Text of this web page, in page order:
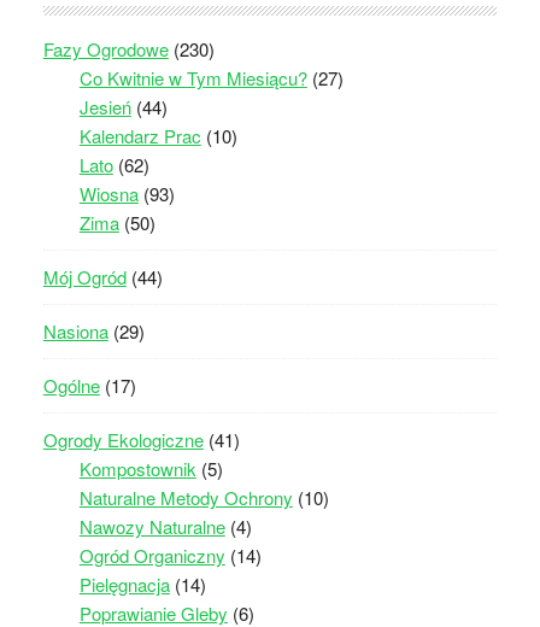
Fazy Ogrodowe(230)
Co Kwitnie w Tym Miesiącu?(27)
Jesień(44)
Kalendarz Prac (10)
Lato(62)
Wiosna(93)
Zima(50)
Mój Ogród(44)
Nasiona(29)
Ogólne(17)
Ogrody Ekologiczne(41)
Kompostownik (5)
Naturalne Metody Ochrony (10)
Nawozy Naturalne(4)
Ogród Organiczny (14)
Pielęgnacja(14)
Poprawianie Gleby (6)